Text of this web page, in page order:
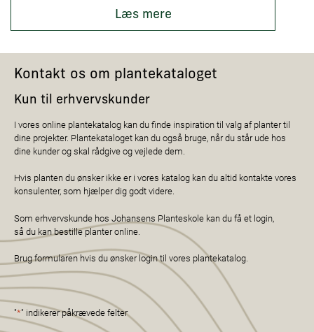
Læs mere
Kontakt os om plantekataloget
Kun til erhvervskunder
I vores online plantekatalog kan du finde inspiration til valg af planter til
dine projekter. Plantekataloget kan du også bruge, når du står ude hos
dine kunder og skal rådgive og vejlede dem.
Hvis planten du ønsker ikke er i vores katalog kan du altid kontakte vores
konsulenter, som hjælper dig godt videre.
Som erhvervskunde hos Johansens Planteskole kan du få et login,
så du kan bestille planter online.
Brug formularen hvis du ønsker login til vores plantekatalog.
"*" indikerer påkrævede felter